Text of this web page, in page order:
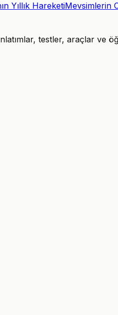
Yıllık HareketiMevsimlerin
testler, araçlar ve